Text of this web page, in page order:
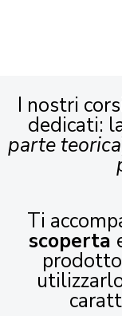
I nostri
dedicati:
parte teorica
Ti
scoperta